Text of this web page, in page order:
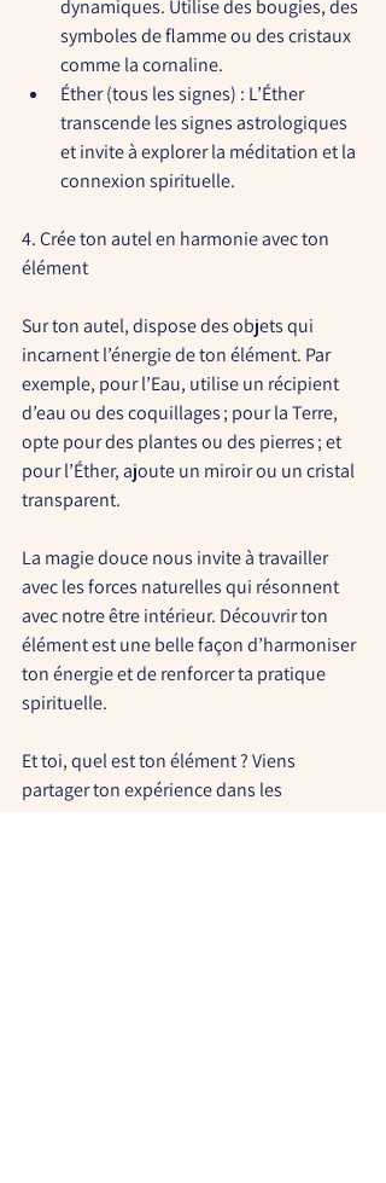
dynamiques. Utilise des bougies, des
symboles de flamme ou des cristaux
comme la cornaline.
Éther (tous les signes) : L’Éther
transcende les signes astrologiques
et invite à explorer la méditation et la
connexion spirituelle.
4. Crée ton autel en harmonie avec ton
élément
Sur ton autel, dispose des objets qui
incarnent l’énergie de ton élément. Par
exemple, pour l’Eau, utilise un récipient
d’eau ou des coquillages ; pour la Terre,
opte pour des plantes ou des pierres ; et
pour l’Éther, ajoute un miroir ou un cristal
transparent.
La magie douce nous invite à travailler
avec les forces naturelles qui résonnent
avec notre être intérieur. Découvrir ton
élément est une belle façon d’harmoniser
ton énergie et de renforcer ta pratique
spirituelle.
Et toi, quel est ton élément ? Viens
partager ton expérience dans les